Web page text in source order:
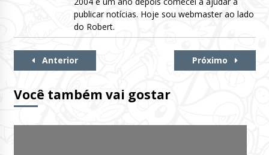
publicar notícias. Hoje sou webmaster ao lado
do Robert.
Continue
Anterior Próximo
Você também vai gostar